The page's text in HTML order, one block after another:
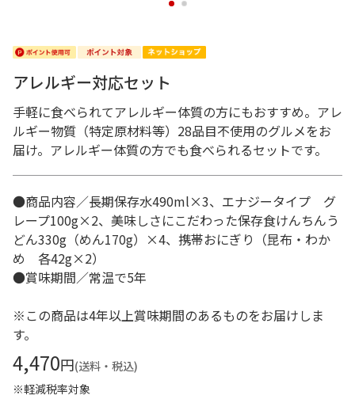
1 2
アレルギー対応セット
手軽に食べられてアレルギー体質の方にもおすすめ。アレ
ルギー物質（特定原材料等）28品目不使用のグルメをお
届け。アレルギー体質の方でも食べられるセットです。
●商品内容／長期保存水490ml×3、エナジータイプ グ
レープ100g×2、美味しさにこだわった保存食けんちんう
どん330g（めん170g）×4、携帯おにぎり（昆布・わか
め 各42g×2）
●賞味期間／常温で5年
※この商品は4年以上賞味期間のあるものをお届けしま
す。
4,470円(送料・税込)
※軽減税率対象